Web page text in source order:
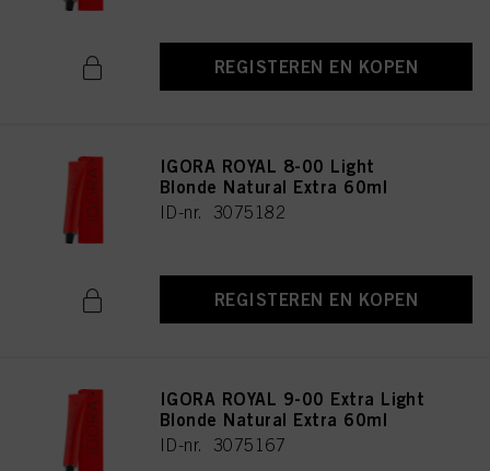
REGISTEREN EN KOPEN
IGORA ROYAL 8-00 Light
Blonde Natural Extra 60ml
ID-nr. 3075182
REGISTEREN EN KOPEN
IGORA ROYAL 9-00 Extra Light
Blonde Natural Extra 60ml
ID-nr. 3075167